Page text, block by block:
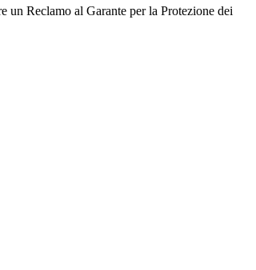
un Reclamo al Garante per la Protezione dei